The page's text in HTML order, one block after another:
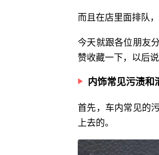
而且在店里面排队
今天就跟各位朋友
赞收藏一下，以后
内饰常见污渍和
首先，车内常见的
上去的。